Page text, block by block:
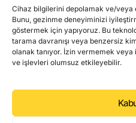
Cihaz bilgilerini depolamak ve/
Bunu, gezinme deneyiminizi
göstermek için yapıyoruz. Bu
tarama davranışı veya benzersiz
olanak tanıyor. İzin vermemek
ve işlevleri olumsuz etkileyebilir.
Piyasa Denetimi:
raporlama
işlemesini sağlar.
CFTC’ye sunar ve
incelenir.
manipülasyon,
ticaret